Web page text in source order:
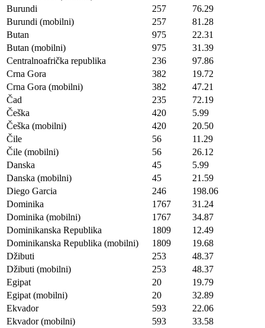
Burundi
257
76.29
Burundi (mobilni)
257
81.28
Butan
975
22.31
Butan (mobilni)
975
31.39
Centralnoafrička republika
236
97.86
Crna Gora
382
19.72
Crna Gora (mobilni)
382
47.21
Čad
235
72.19
Češka
420
5.99
Češka (mobilni)
420
20.50
Čile
56
11.29
Čile (mobilni)
56
26.12
Danska
45
5.99
Danska (mobilni)
45
21.59
Diego Garcia
246
198.06
Dominika
1767
31.24
Dominika (mobilni)
1767
34.87
Dominikanska Republika
1809
12.49
Dominikanska Republika (mobilni)
1809
19.68
Džibuti
253
48.37
Džibuti (mobilni)
253
48.37
Egipat
20
19.79
Egipat (mobilni)
20
32.89
Ekvador
593
22.06
Ekvador (mobilni)
593
33.58